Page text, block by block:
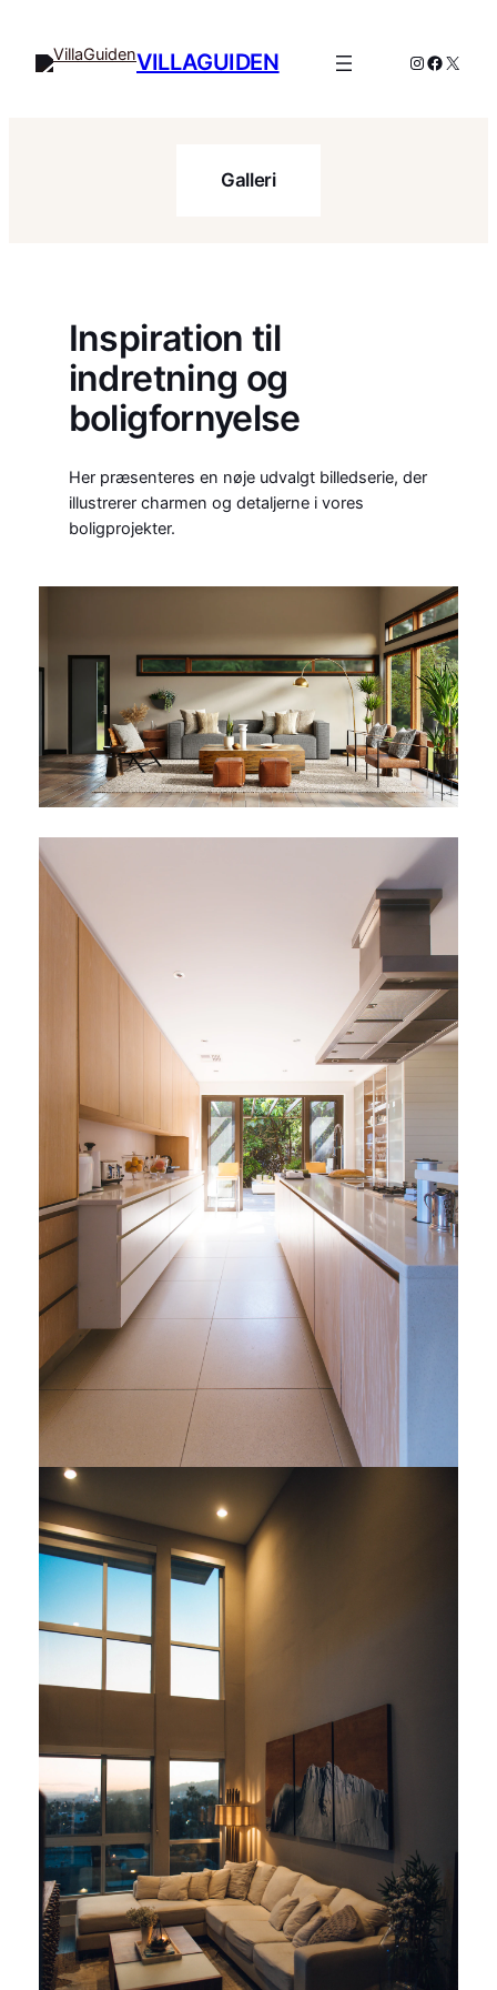
indhold
VILLAGUIDEN Instagram
X
Galleri
Inspiration til
indretning og
boligfornyelse
Her præsenteres en nøje udvalgt billedserie, der
illustrerer charmen og detaljerne i vores
boligprojekter.